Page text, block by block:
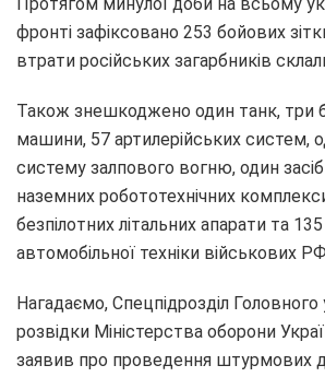
фронті зафіксовано 253 бойових
втрати російських загарбників
Також знешкоджено один танк, три
машини, 57 артилерійських систем,
систему залпового вогню, один
наземних робототехнічних
безпілотних літальних апарати та
автомобільної техніки військових
Нагадаємо, Спецпідрозділ Головного
розвідки Міністерства оборони
заявив про проведення штурмових